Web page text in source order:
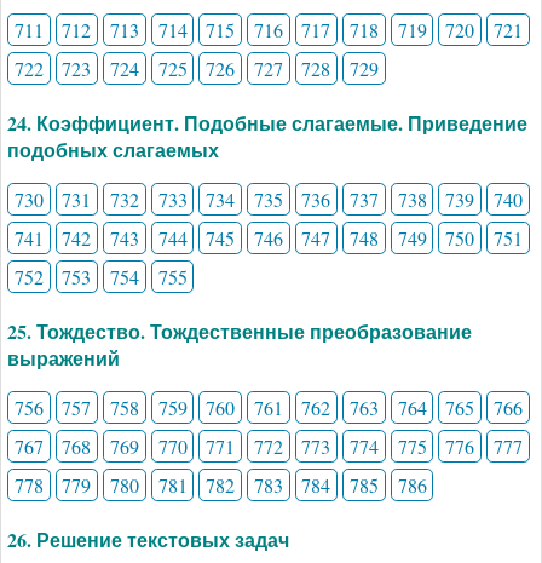
711 712 713 714 715 716 717 718 719 720
721
722
723 724 725 726 727 728 729
24. Коэффициент. Подобные слагаемые. Приведение
подобных слагаемых
730 731 732 733 734 735 736 737 738 739
740
741
742 743 744 745 746 747 748 749 750
751
752
753 754 755
25. Тождество. Тождественные преобразование
выражений
756 757 758 759 760 761 762 763 764 765
766
767
768 769 770 771 772 773 774 775 776
777
778
779 780 781 782 783 784 785 786
26. Решение текстовых задач